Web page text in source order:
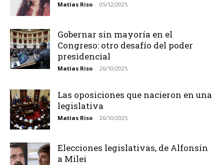
Matías Riso - 05/12/2025
Gobernar sin mayoría en el
Congreso: otro desafío del poder
presidencial
Matías Riso - 26/10/2025
Las oposiciones que nacieron en una
legislativa
Matías Riso - 26/10/2025
Elecciones legislativas, de Alfonsín
a Milei